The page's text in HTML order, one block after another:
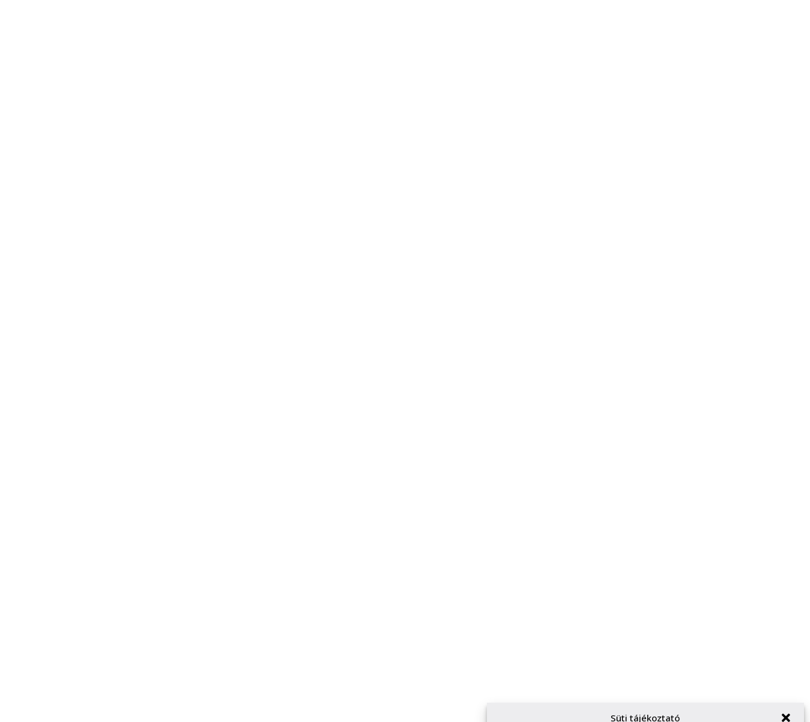
Süti tájékoztató